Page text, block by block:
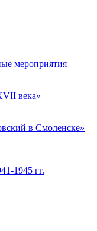
мероприятия
века»
в Смоленске»
1945 гг.